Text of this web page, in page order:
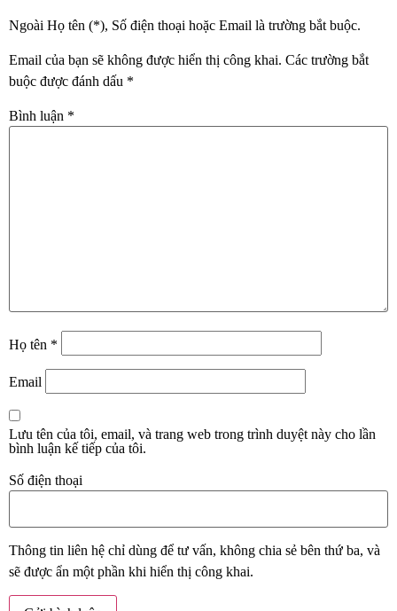
Ngoài Họ tên (*), Số điện thoại hoặc Email là trường bắt buộc.
Email của bạn sẽ không được hiển thị công khai. Các trường bắt
buộc được đánh dấu *
Bình luận *
Họ tên *
Email
Lưu tên của tôi, email, và trang web trong trình duyệt này cho lần
bình luận kế tiếp của tôi.
Số điện thoại
Thông tin liên hệ chỉ dùng để tư vấn, không chia sẻ bên thứ ba, và
sẽ được ẩn một phần khi hiển thị công khai.